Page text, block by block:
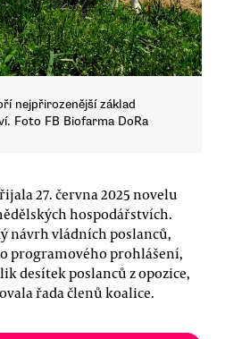
nejpřirozenější základ
Foto FB Biofarma DoRa
27. června 2025 novelu
hospodářstvích.
návrh vládních poslanců,
programového prohlášení,
desítek poslanců z opozice,
řada členů koalice.